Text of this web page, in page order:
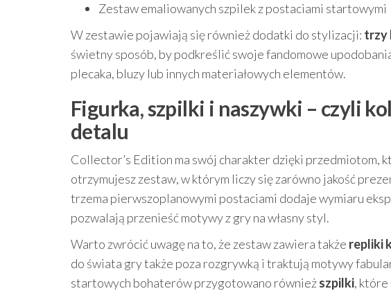
Zestaw emaliowanych szpilek z postaciami startowymi
W zestawie pojawiają się również dodatki do stylizacji: trzy
świetny sposób, by podkreślić swoje fandomowe
plecaka, bluzy lub innych materiałowych elementów.
Figurka, szpilki i naszywki – czyli
detalu
Collector’s Edition ma swój charakter dzięki przedmiotom,
otrzymujesz zestaw, w którym liczy się zarówno jakość
trzema pierwszoplanowymi postaciami dodaje wymiaru
pozwalają przenieść motywy z gry na własny styl.
Warto zwrócić uwagę na to, że zestaw zawiera także repliki
do świata gry także poza rozgrywką i traktują motywy
startowych bohaterów przygotowano równieższpilki, które